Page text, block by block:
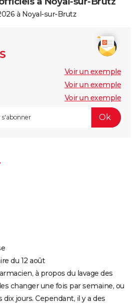
à Noyal-sur-Brutz
Voir un exemple
Voir un exemple
Voir un exemple
du 12 août
à propos du lavage des
changer une fois par semaine, ou
jours. Cependant, il y a des